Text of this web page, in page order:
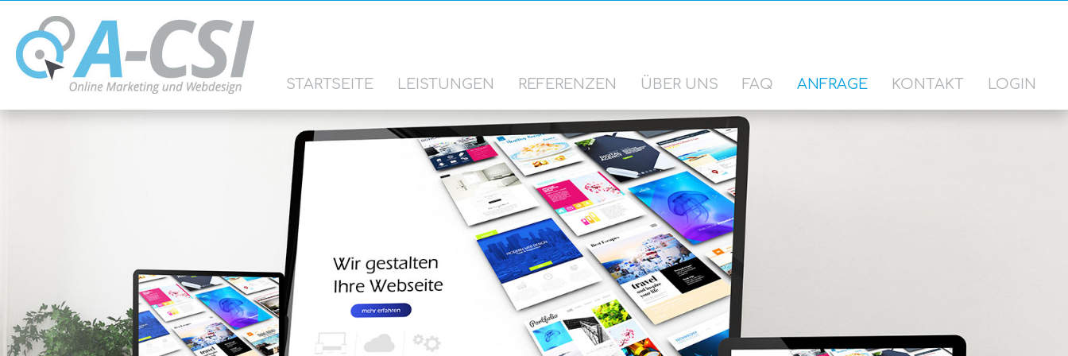
STARTSEITE LEISTUNGEN REFERENZEN ÜBER UNS FAQ ANFRAGE KONTAKT LOGIN